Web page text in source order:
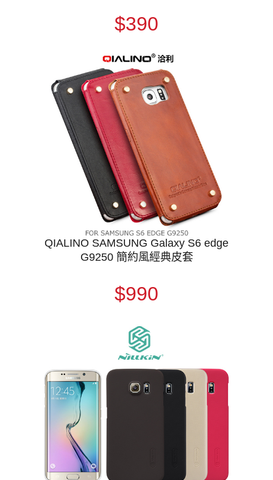
$390
QIALINO SAMSUNG Galaxy S6 edge
G9250 簡約風經典皮套
$990